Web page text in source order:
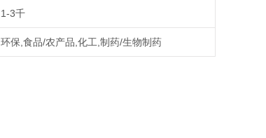
1-3千
环保,食品/农产品,化工,制药/生物制药